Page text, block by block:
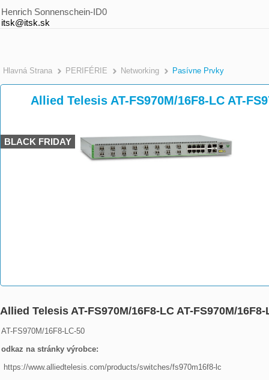
Henrich Sonnenschein-ID0
itsk@itsk.sk
Hlavná Strana >
PERIFÉRIE >
Networking >
Pasívne Prvky
Allied Telesis AT-FS970M/16F8-LC AT-
BLACK FRIDAY
Allied Telesis AT-FS970M/16F8-LC AT-FS970M/16F8-
AT-FS970M/16F8-LC-50
odkaz na stránky výrobce:
https://www.alliedtelesis.com/products/switches/fs970m16f8-lc